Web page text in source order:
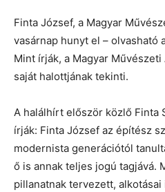
Finta József, a Magyar
vasárnap hunyt el – olvasható
Mint írják, a Magyar
saját halottjának tekinti.
A halálhírt először közlő Finta
írják: Finta József az építész
modernista generációtól
ő is annak teljes jogú tagjává.
pillanatnak tervezett,